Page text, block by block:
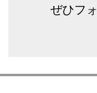
ぜひフ